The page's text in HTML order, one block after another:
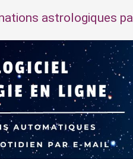
astrologiques